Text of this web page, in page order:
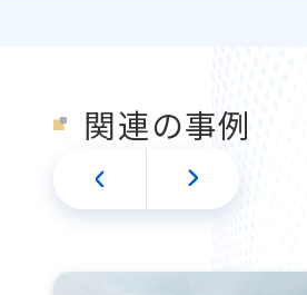
関連の事例